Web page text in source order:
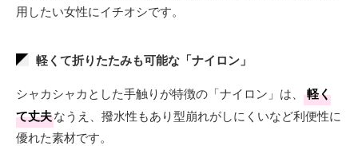
用したい女性にイチオシです。
軽くて折りたたみも可能な「ナイロン」
シャカシャカとした手触りが特徴の「ナイロン」は、
軽く
て丈夫なうえ、撥水性もあり型崩れがしにくいなど利便性に
優れた素材です。